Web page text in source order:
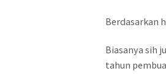
Berdasarkan
Biasanya sih
tahun